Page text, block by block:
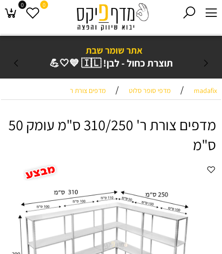
אתר שומר שבת
תוצרת כחול - לבן! 🇮🇱 💙🤍💪
0 0
madafix
/ מדפי סופר סלוט / מדפים צורת ר
מדפים צורת ר' 310/250 ס"מ עומק 50
ס"מ